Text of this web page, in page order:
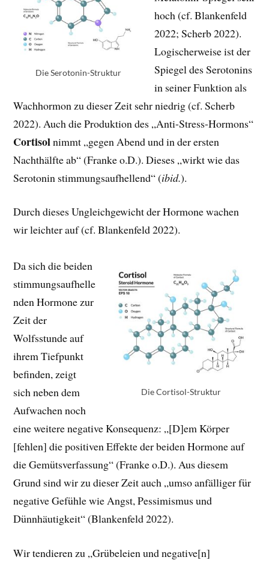
Die Serotonin-Struktur
hoch (cf. Blankenfeld
2022; Scherb 2022).
Logischerweise ist der
Spiegel des Serotonins
in seiner Funktion als
Wachhormon zu dieser Zeit sehr niedrig (cf. Scherb
2022). Auch die Produktion des „Anti-Stress-Hormons“
Cortisolnimmt „gegen Abend und in der ersten
Nachthälfte ab“ (Franke o.D.). Dieses „wirkt wie das
Serotonin stimmungsaufhellend“ (ibid.).
Durch dieses Ungleichgewicht der Hormone wachen
wir leichter auf (cf. Blankenfeld 2022).
Die Cortisol-Struktur
Da sich die beiden
stimmungsaufhelle
nden Hormone zur
Zeit der
Wolfsstunde auf
ihrem Tiefpunkt
befinden, zeigt
sich neben dem
Aufwachen noch
eine weitere negative Konsequenz: „[D]em Körper
[fehlen] die positiven Effekte der beiden Hormone auf
die Gemütsverfassung“ (Franke o.D.). Aus diesem
Grund sind wir zu dieser Zeit auch „umso anfälliger für
negative Gefühle wie Angst, Pessimismus und
Dünnhäutigkeit“ (Blankenfeld 2022).
Wir tendieren zu „Grübeleien und negative[n]